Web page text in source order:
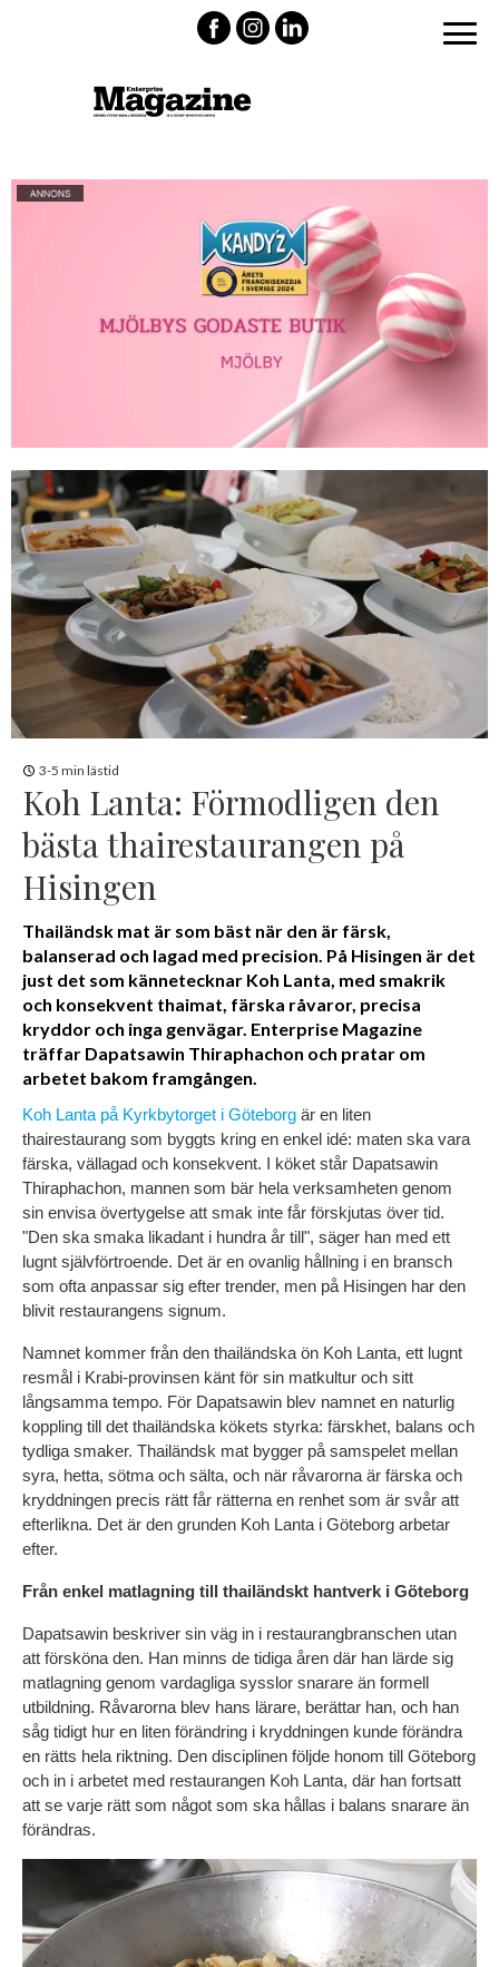
3-5 min lästid
Koh Lanta: Förmodligen den
bästa thairestaurangen på
Hisingen
Thailändsk mat är som bäst när den är färsk,
balanserad och lagad med precision. På Hisingen är det
just det som kännetecknar Koh Lanta, med smakrik
och konsekvent thaimat, färska råvaror, precisa
kryddor och inga genvägar. Enterprise Magazine
träffar Dapatsawin Thiraphachon och pratar om
arbetet bakom framgången.
Koh Lanta på Kyrkbytorget i Göteborg är en liten
thairestaurang som byggts kring en enkel idé: maten ska vara
färska, vällagad och konsekvent. I köket står Dapatsawin
Thiraphachon, mannen som bär hela verksamheten genom
sin envisa övertygelse att smak inte får förskjutas över tid.
"Den ska smaka likadant i hundra år till", säger han med ett
lugnt självförtroende. Det är en ovanlig hållning i en bransch
som ofta anpassar sig efter trender, men på Hisingen har den
blivit restaurangens signum.
Namnet kommer från den thailändska ön Koh Lanta, ett lugnt
resmål i Krabi-provinsen känt för sin matkultur och sitt
långsamma tempo. För Dapatsawin blev namnet en naturlig
koppling till det thailändska kökets styrka: färskhet, balans och
tydliga smaker. Thailändsk mat bygger på samspelet mellan
syra, hetta, sötma och sälta, och när råvarorna är färska och
kryddningen precis rätt får rätterna en renhet som är svår att
efterlikna. Det är den grunden Koh Lanta i Göteborg arbetar
efter.
Från enkel matlagning till thailändskt hantverk i Göteborg
Dapatsawin beskriver sin väg in i restaurangbranschen utan
att försköna den. Han minns de tidiga åren där han lärde sig
matlagning genom vardagliga sysslor snarare än formell
utbildning. Råvarorna blev hans lärare, berättar han, och han
såg tidigt hur en liten förändring i kryddningen kunde förändra
en rätts hela riktning. Den disciplinen följde honom till Göteborg
och in i arbetet med restaurangen Koh Lanta, där han fortsatt
att se varje rätt som något som ska hållas i balans snarare än
förändras.